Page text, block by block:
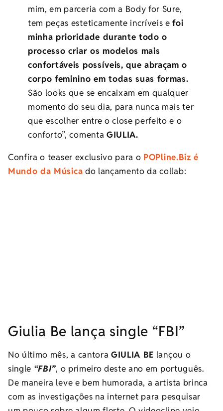
mim, em parceria com a Body for Sure,
tem peças esteticamente incríveis efoi
minha prioridade durante todo o
processo criar os modelos mais
confortáveis possíveis, que abraçam o
corpo feminino em todas suas formas.
São looks que se encaixam em qualquer
momento do seu dia, para nunca mais ter
que escolher entre o close perfeito e o
conforto”, comenta GIULIA.
Confira o teaser exclusivo para o POPline.Biz é
Mundo da Música do lançamento da collab:
Giulia Be lança single “FBI”
No último mês, a cantora GIULIA BE lançou o
single “FBI”, o primeiro deste ano em português.
De maneira leve e bem humorada, a artista brinca
com as investigações na internet para pesquisar